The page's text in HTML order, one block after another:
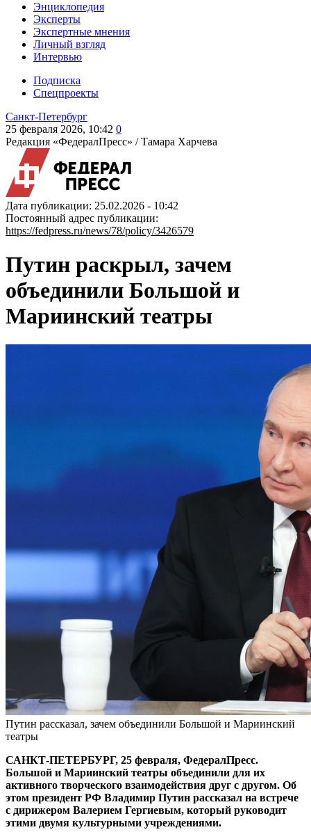
Энциклопедия
Эксперты
Экспертные мнения
Личный взгляд
Интервью
Подписка
Спецпроекты
Санкт-Петербург
25 февраля 2026, 10:42 0
Редакция «ФедералПресс» /Тамара Харчева
Дата публикации: 25.02.2026 - 10:42
Постоянный адрес публикации:
https://fedpress.ru/news/78/policy/3426579
Путин раскрыл, зачем
объединили Большой и
Мариинский театры
Путин рассказал, зачем объединили Большой и Мариинский
театры
САНКТ-ПЕТЕРБУРГ, 25 февраля, ФедералПресс.
Большой и Мариинский театры объединили для их
активного творческого взаимодействия друг с другом. Об
этом президент РФ Владимир Путин рассказал на встрече
с дирижером Валерием Гергиевым, который руководит
этими двумя культурными учреждениями.